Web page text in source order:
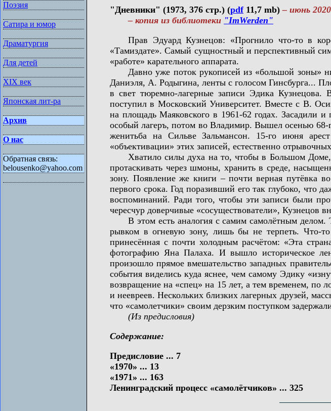
Поэзия
Сатира и юмор
Драматургия
Для детей
XIX век
Японская лит-ра
Архив
О нас
Обратная связь:
belousenko@yahoo.com
"Дневники" (1973, 376 стр.) (pdf11,7 mb)– июнь 2020
– копия из библиотеки "ImWerden"
Прав Эдуард Кузнецов: «Прогнило что-то в
«Тамиздате». Самый сущностный и перспективный
«работе» карательного аппарата.
Давно уже поток рукописей из «большой зоны»
Даниэля, А. Родыгина, ленты с голосом Гинсбурга...
в свет тюремно-лагерные записи Эдика
поступил в Московский Университет. Вместе с В.
на площадь Маяковского в 1961-62 годах. Засадили
особый лагеръ, потом во Владимир. Вышел осенью 68-
женитьба на Сильве Зальмансон. 15-го июня
«объективации» этих записей, естественно
Хватило силы духа на то, чтобы в Большом Доме,
протаскивать через шмоны, хранить в среде,
зону. Появление же книги – почти верная путёвка
первого срока. Год поразивший его так глубоко, что
воспоминаний. Ради того, чтобы эти записи были
чересчур доверчивые «сосуществователи», Кузнецов
В этом есть аналогия с самим самолётным делом.
рывком в огневую зону, лишь бы не терпеть. Что-то
принесённая с почти холодным расчётом: «Эта
фотографию Яна Палаха. И вышло историческое
произошло прямое вмешательство западных
события виделись куда яснее, чем самому Эдику
возвращение на «спец» на 15 лет, а тем временем, по
и неевреев. Нескольких близких лагерных друзей,
что «самолетчики» своим дерзким поступком
(Из предисловия)
Содержание:
Предисловие ... 7
«1970» ... 13
«1971» ... 163
Ленинградский процесс «самолётчиков» ... 325